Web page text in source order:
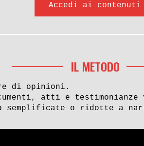
Accedi ai contenuti
IL METODO
di opinioni.
atti e
semplificate o ridotte a